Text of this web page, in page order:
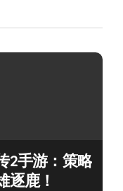
2手游：策略
逐鹿！